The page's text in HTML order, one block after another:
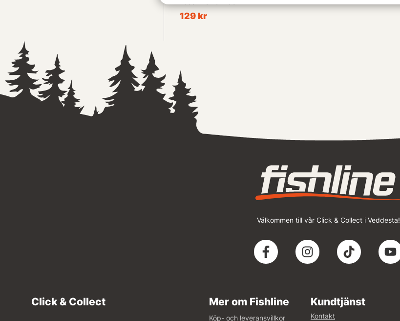
129 kr
Välkommen till vår Click & Collect i Veddesta!
Click & Collect Mer om Fishline
Köp- och leveransvillkor
Kundtjänst
Kontakt